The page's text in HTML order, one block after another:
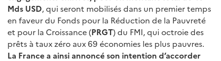
Mds USD, qui seront mobilisés dans un premier temps
en faveur du Fonds pour la Réduction de la Pauvreté
et pour la Croissance (PRGT) du FMI, qui octroie des
prêts à taux zéro aux 69 économies les plus pauvres.
La France a ainsi annoncé son intention d’accorder